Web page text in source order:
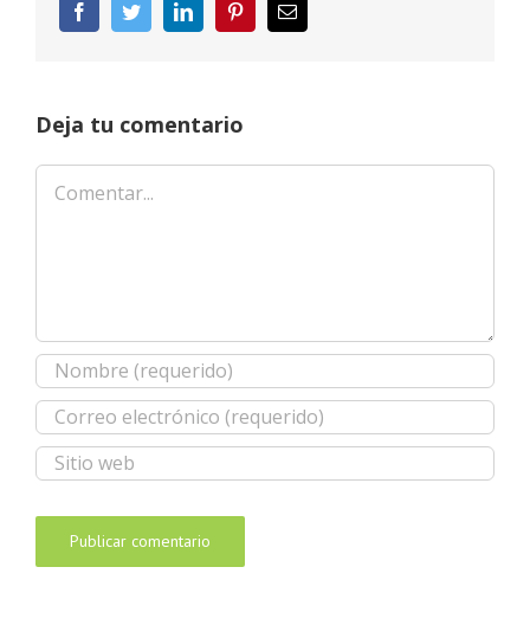
FacebookTwitterLinkedInPinterestCorreo
electrónico
Deja tu comentario
Comentar